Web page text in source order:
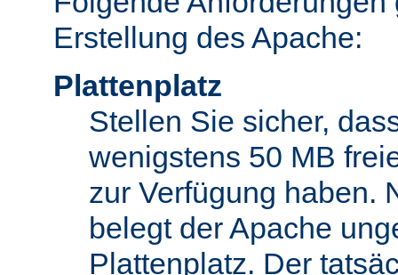
Erstellung des Apache:
Plattenplatz
Stellen Sie sicher,
wenigstens 50 MB
zur Verfügung haben.
belegt der Apache
Plattenplatz. Der